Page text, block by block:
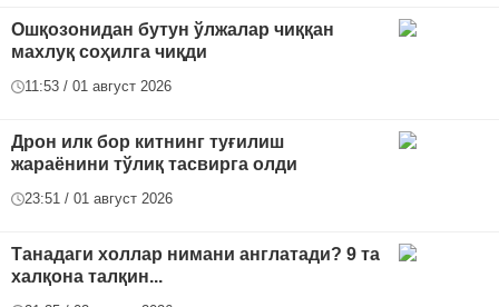
Ошқозонидан бутун ўлжалар чиққан
махлуқ соҳилга чиқди
11:53 / 01 август 2026
Дрон илк бор китнинг туғилиш
жараёнини тўлиқ тасвирга олди
23:51 / 01 август 2026
Танадаги холлар нимани англатади? 9 та
халқона талқин...